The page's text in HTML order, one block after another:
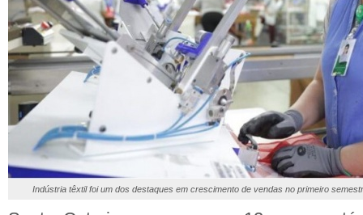
Indústria têxtil foi um dos destaques em crescimento de vendas no primeiro